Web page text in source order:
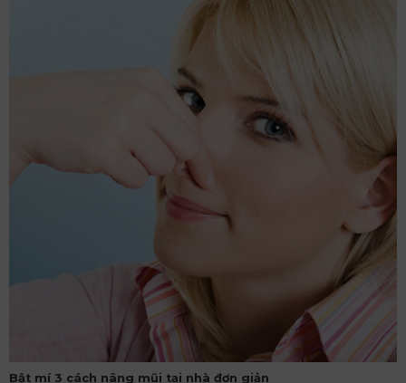
Bật mí 3 cách nâng mũi tại nhà đơn giản